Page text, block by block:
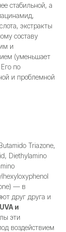
стабильной, а
экстракты
составу
и
(уменьшает
по
и проблемной
Triazone,
Diethylamino
— в
друг друга и
UVA и
эти
воздействием